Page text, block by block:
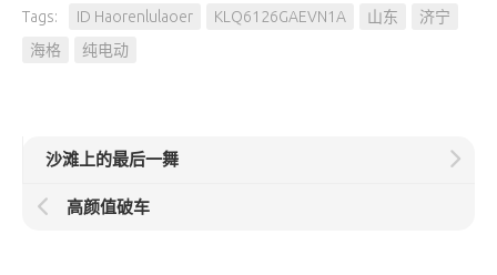
Tags: ID Haorenlulaoer KLQ6126GAEVN1A 山东
济宁
海格
纯电动
沙滩上的最后一舞
高颜值破车